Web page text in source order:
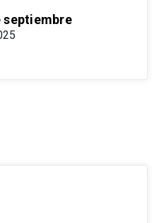
septiembre